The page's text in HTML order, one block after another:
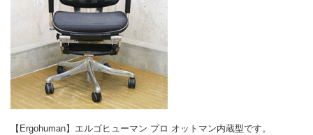
【Ergohuman】エルゴヒューマン プロ オットマン内蔵型です。